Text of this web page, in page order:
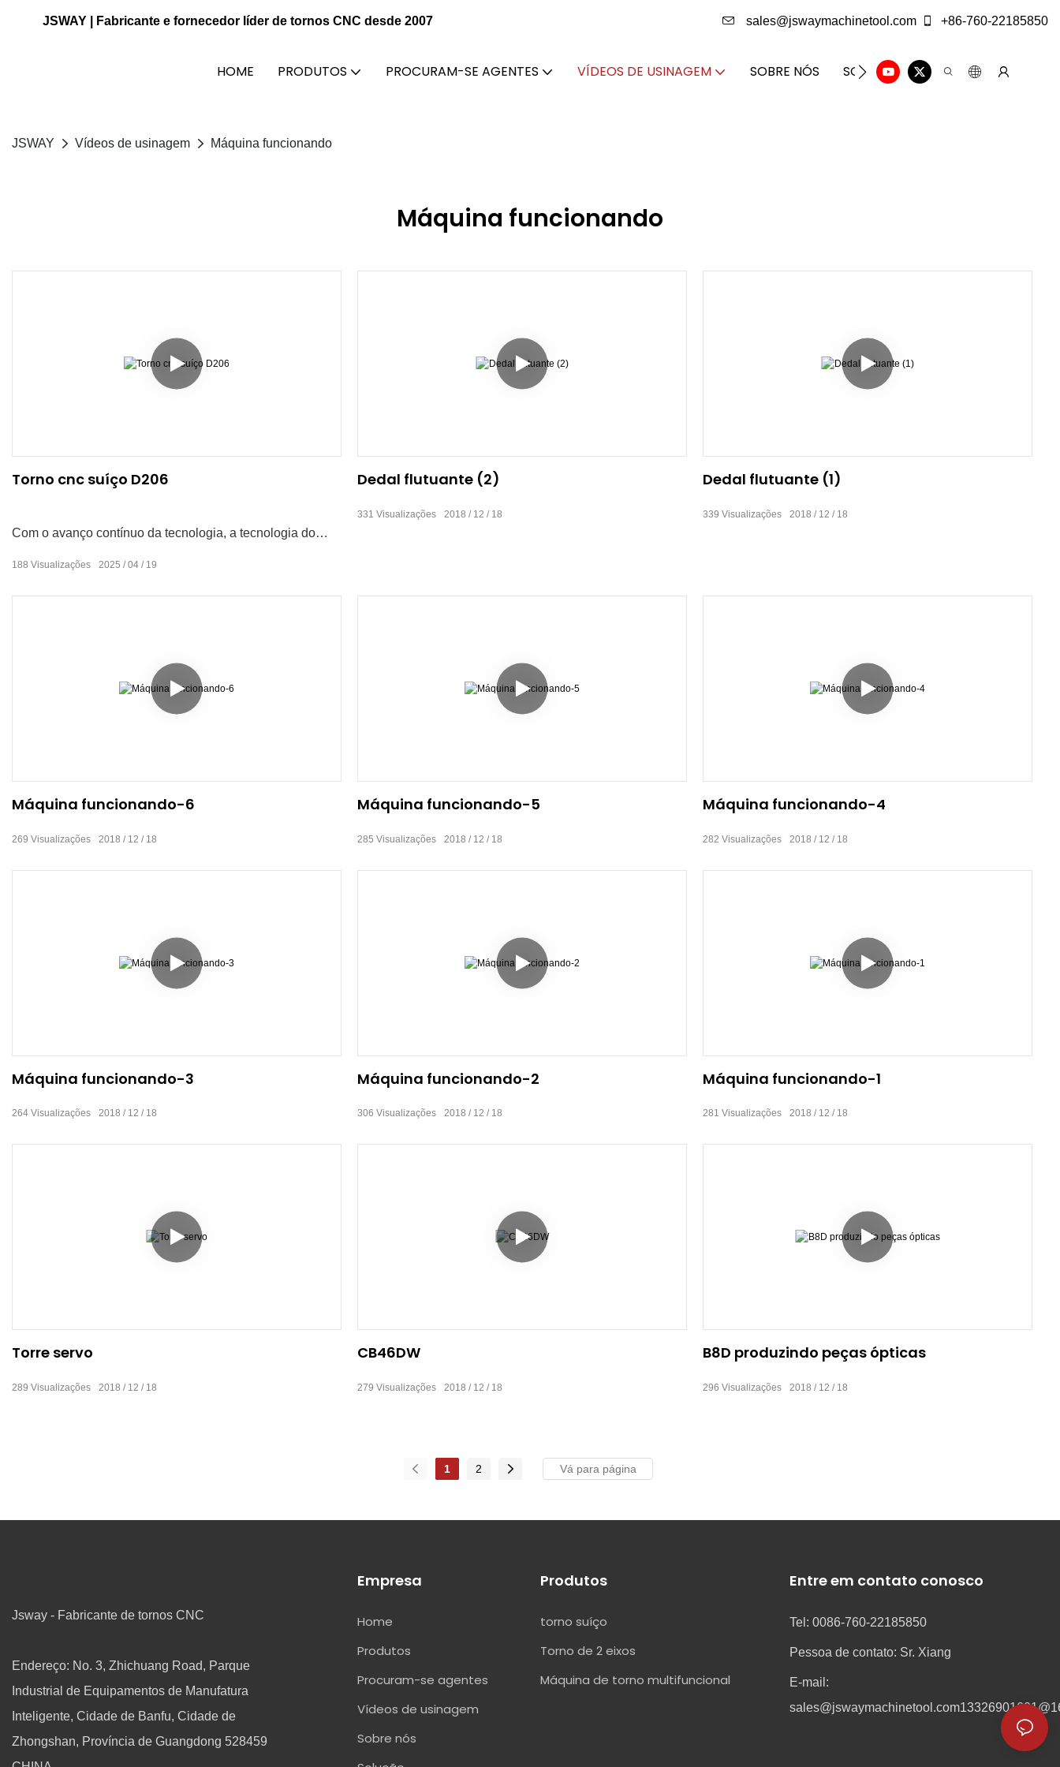
JSWAY | Fabricante e fornecedor líder de tornos CNC desde 2007 sales@jswaymachinetool.com +86-760-22185850
HOME PRODUTOS PROCURAM-SE AGENTES VÍDEOS DE USINAGEM SOBRE NÓS SOLUÇÃO CENTRO DE
JSWAY Vídeos de usinagem Máquina funcionando
Máquina funcionando
Torno cnc suíço D206
Com o avanço contínuo da tecnologia, a tecnologia do
torno suíço também está se desenvolvendo e aprimorando
2025 04 19
188 Visualizações
Dedal flutuante (2)
2018 12 18
331 Visualizações
Dedal flutuante (1)
2018 12 18
339 Visualizações
Máquina funcionando-6
2018 12 18
269 Visualizações
Máquina funcionando-5
2018 12 18
285 Visualizações
Máquina funcionando-4
2018 12 18
282 Visualizações
Máquina funcionando-3
2018 12 18
264 Visualizações
Máquina funcionando-2
2018 12 18
306 Visualizações
Máquina funcionando-1
2018 12 18
281 Visualizações
Torre servo
2018 12 18
289 Visualizações
CB46DW
2018 12 18
279 Visualizações
B8D produzindo peças ópticas
2018 12 18
296 Visualizações
1 2
Jsway - Fabricante de tornos CNC
Endereço: No. 3, Zhichuang Road, Parque
Industrial de Equipamentos de Manufatura
Inteligente, Cidade de Banfu, Cidade de
Zhongshan, Província de Guangdong 528459
Empresa
Home
Produtos
Procuram-se agentes
Vídeos de usinagem
Sobre nós
Produtos
torno suíço
Torno de 2 eixos
Máquina de torno multifuncional
Entre em contato conosco
Tel: 0086-760-22185850
Pessoa de contato: Sr. Xiang
E-mail:
sales@jswaymachinetool.com